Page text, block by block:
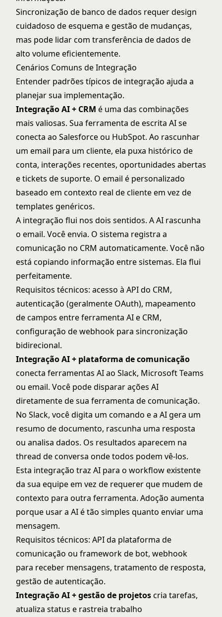
Sincronização de banco de dados requer design
cuidadoso de esquema e gestão de mudanças,
mas pode lidar com transferência de dados de
alto volume eficientemente.
Cenários Comuns de Integração
Entender padrões típicos de integração ajuda a
planejar sua implementação.
Integração AI + CRM é uma das combinações
mais valiosas. Sua ferramenta de escrita AI se
conecta ao Salesforce ou HubSpot. Ao rascunhar
um email para um cliente, ela puxa histórico de
conta, interações recentes, oportunidades abertas
e tickets de suporte. O email é personalizado
baseado em contexto real de cliente em vez de
templates genéricos.
A integração flui nos dois sentidos. A AI rascunha
o email. Você envia. O sistema registra a
comunicação no CRM automaticamente. Você não
está copiando informação entre sistemas. Ela flui
perfeitamente.
Requisitos técnicos: acesso à API do CRM,
autenticação (geralmente OAuth), mapeamento
de campos entre ferramenta AI e CRM,
configuração de webhook para sincronização
bidirecional.
Integração AI + plataforma de comunicação
conecta ferramentas AI ao Slack, Microsoft Teams
ou email. Você pode disparar ações AI
diretamente de sua ferramenta de comunicação.
No Slack, você digita um comando e a AI gera um
resumo de documento, rascunha uma resposta
ou analisa dados. Os resultados aparecem na
thread de conversa onde todos podem vê-los.
Esta integração traz AI para o workflow existente
da sua equipe em vez de requerer que mudem de
contexto para outra ferramenta. Adoção aumenta
porque usar a AI é tão simples quanto enviar uma
mensagem.
Requisitos técnicos: API da plataforma de
comunicação ou framework de bot, webhook
para receber mensagens, tratamento de resposta,
gestão de autenticação.
Integração AI + gestão de projetoscria tarefas,
atualiza status e rastreia trabalho